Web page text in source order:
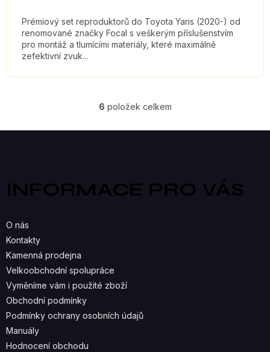
Prémiový set reproduktorů do Toyota Yaris (2020-) od
renomované značky Focal s veškerým příslušenstvím
pro montáž a tlumícími materiály, které maximálně
zefektivní zvuk...
O
V
Á
D
R
V
6 položek celkem
INFORMACE PRO VÁS
O nás
Kontakty
Kamenná prodejna
Velkoobchodní spolupráce
Vyměníme vám i použité zboží
Obchodní podmínky
Podmínky ochrany osobních údajů
Manuály
Hodnocení obchodu